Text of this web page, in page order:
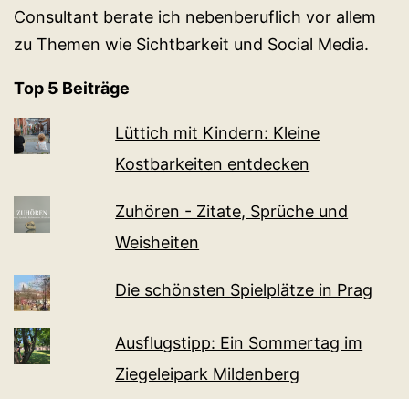
Consultant berate ich nebenberuflich vor allem
zu Themen wie Sichtbarkeit und Social Media.
Top 5 Beiträge
Lüttich mit Kindern: Kleine
Kostbarkeiten entdecken
Zuhören - Zitate, Sprüche und
Weisheiten
Die schönsten Spielplätze in Prag
Ausflugstipp: Ein Sommertag im
Ziegeleipark Mildenberg